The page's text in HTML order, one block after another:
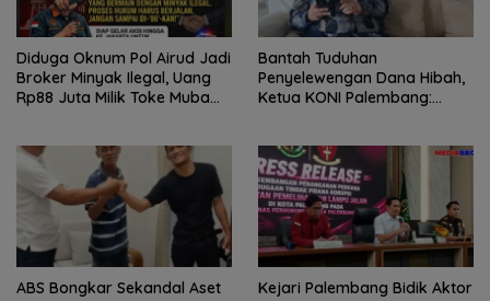
Diduga Oknum Pol Airud Jadi
Broker Minyak Ilegal, Uang
Rp88 Juta Milik Toke Muba
Bantah Tuduhan
Penyelewengan Dana Hibah,
Ketua KONI Palembang:
ABS Bongkar Sekandal Aset
Kejari Palembang Bidik Aktor